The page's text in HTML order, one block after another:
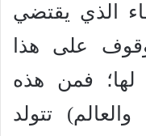
الذي يقتضي
على هذا
لها؛ فمن هذه
والعالم) تتولد